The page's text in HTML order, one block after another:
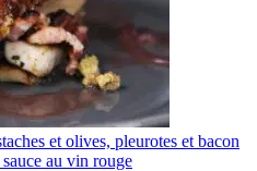
et olives, pleurotes et bacon
au vin rouge